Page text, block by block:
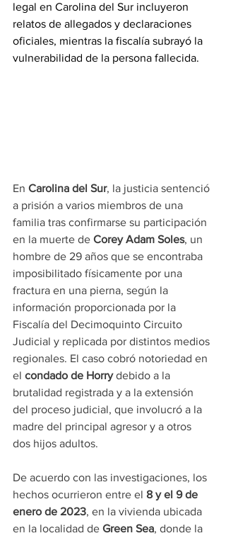
legal en Carolina del Sur incluyeron
relatos de allegados y declaraciones
oficiales, mientras la fiscalía subrayó la
vulnerabilidad de la persona fallecida.
En Carolina del Sur, la justicia sentenció
a prisión a varios miembros de una
familia tras confirmarse su participación
en la muerte de Corey Adam Soles, un
hombre de 29 años que se encontraba
imposibilitado físicamente por una
fractura en una pierna, según la
información proporcionada por la
Fiscalía del Decimoquinto Circuito
Judicial y replicada por distintos medios
regionales. El caso cobró notoriedad en
el condado de Horry debido a la
brutalidad registrada y a la extensión
del proceso judicial, que involucró a la
madre del principal agresor y a otros
dos hijos adultos.
De acuerdo con las investigaciones, los
hechos ocurrieron entre el 8 y el 9 de
enero de 2023, en la vivienda ubicada
en la localidad de Green Sea, donde la